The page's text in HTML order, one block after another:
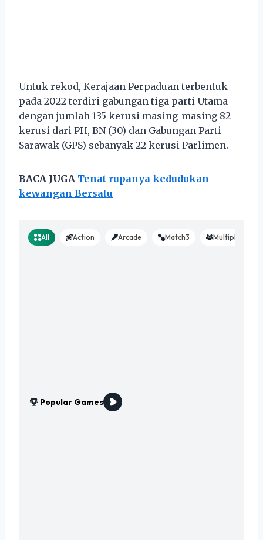
Untuk rekod, Kerajaan Perpaduan terbentuk
pada 2022 terdiri gabungan tiga parti Utama
dengan jumlah 135 kerusi masing-masing 82
kerusi dari PH, BN (30) dan Gabungan Parti
Sarawak (GPS) sebanyak 22 kerusi Parlimen.
BACA JUGA Tenat rupanya kedudukan
kewangan Bersatu